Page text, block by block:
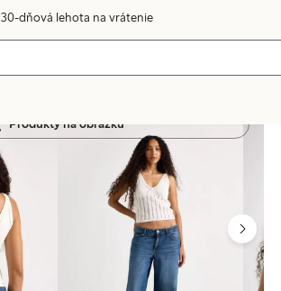
30-dňová lehota na vrátenie
Produkty na obrázku